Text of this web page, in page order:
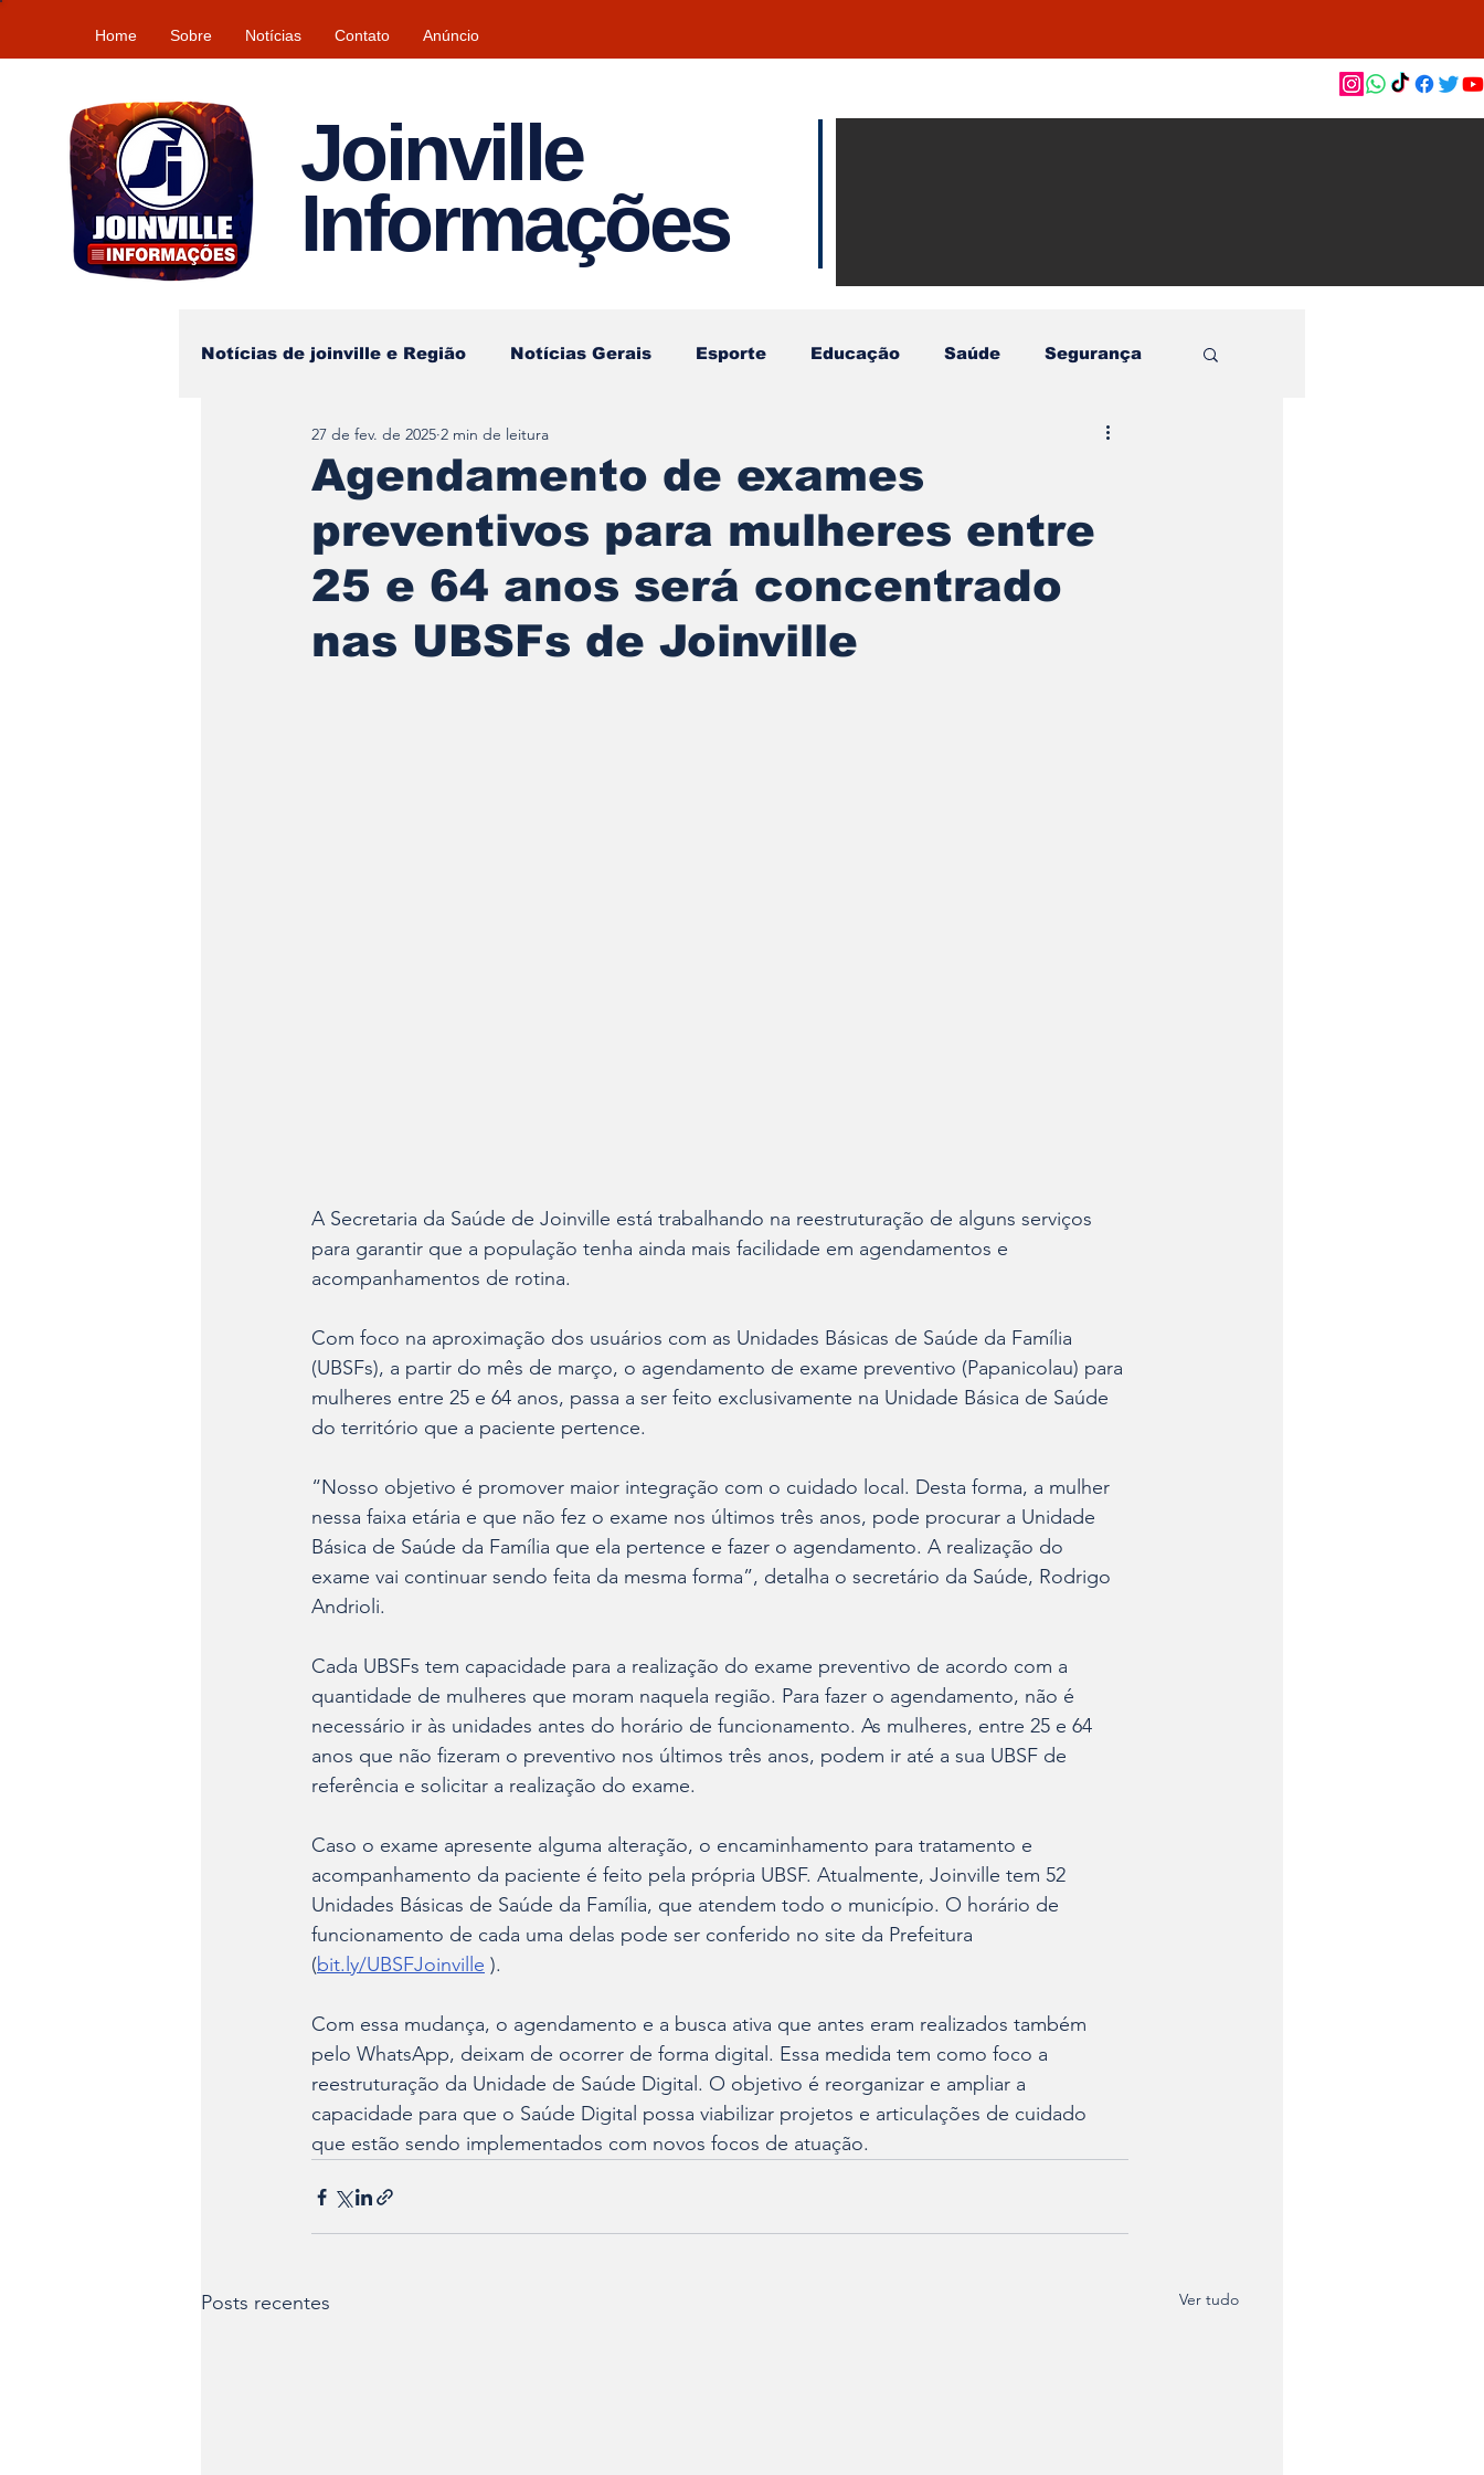
Home Sobre Notícias Contato Anúncio
Joinville
Informações
Notícias de joinville e Região Notícias Gerais Esporte Educação Saúde Segurança
Tempo\clima
Agendamento de exames
preventivos para mulheres entre
25 e 64 anos será concentrado
nas UBSFs de Joinville
27 de fev. de 2025 2 min de leitura
A Secretaria da Saúde de Joinville está trabalhando na reestruturação de alguns serviços
para garantir que a população tenha ainda mais facilidade em agendamentos e
acompanhamentos de rotina.
Com foco na aproximação dos usuários com as Unidades Básicas de Saúde da Família
(UBSFs), a partir do mês de março, o agendamento de exame preventivo (Papanicolau) para
mulheres entre 25 e 64 anos, passa a ser feito exclusivamente na Unidade Básica de Saúde
do território que a paciente pertence.
“Nosso objetivo é promover maior integração com o cuidado local. Desta forma, a mulher
nessa faixa etária e que não fez o exame nos últimos três anos, pode procurar a Unidade
Básica de Saúde da Família que ela pertence e fazer o agendamento. A realização do
exame vai continuar sendo feita da mesma forma”, detalha o secretário da Saúde, Rodrigo
Andrioli.
Cada UBSFs tem capacidade para a realização do exame preventivo de acordo com a
quantidade de mulheres que moram naquela região. Para fazer o agendamento, não é
necessário ir às unidades antes do horário de funcionamento. As mulheres, entre 25 e 64
anos que não fizeram o preventivo nos últimos três anos, podem ir até a sua UBSF de
referência e solicitar a realização do exame.
Caso o exame apresente alguma alteração, o encaminhamento para tratamento e
acompanhamento da paciente é feito pela própria UBSF. Atualmente, Joinville tem 52
Unidades Básicas de Saúde da Família, que atendem todo o município. O horário de
funcionamento de cada uma delas pode ser conferido no site da Prefeitura
(bit.ly/UBSFJoinville ).
Com essa mudança, o agendamento e a busca ativa que antes eram realizados também
pelo WhatsApp, deixam de ocorrer de forma digital. Essa medida tem como foco a
reestruturação da Unidade de Saúde Digital. O objetivo é reorganizar e ampliar a
capacidade para que o Saúde Digital possa viabilizar projetos e articulações de cuidado
que estão sendo implementados com novos focos de atuação.
Posts recentes Ver tudo